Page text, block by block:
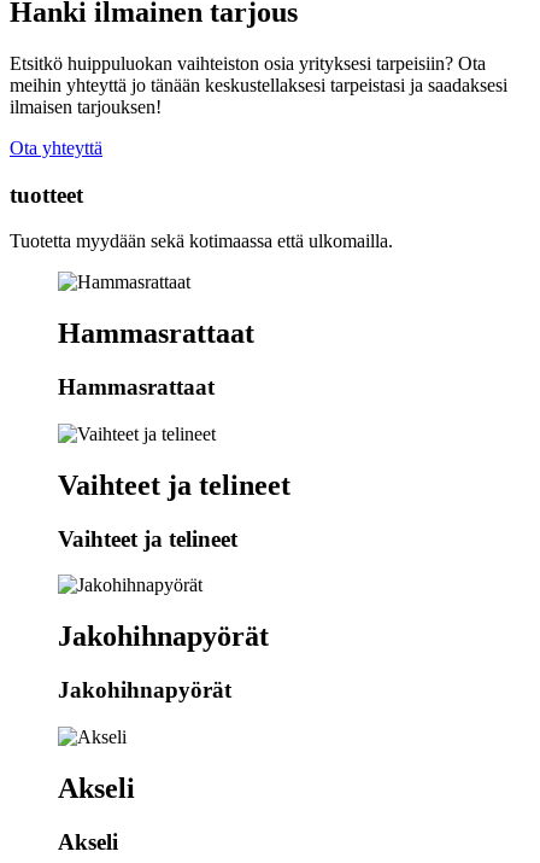
Hanki ilmainen tarjous
Etsitkö huippuluokan vaihteiston osia yrityksesi tarpeisiin? Ota
meihin yhteyttä jo tänään keskustellaksesi tarpeistasi ja saadaksesi
ilmaisen tarjouksen!
Ota yhteyttä
tuotteet
Tuotetta myydään sekä kotimaassa että ulkomailla.
Hammasrattaat
Hammasrattaat
Vaihteet ja telineet
Vaihteet ja telineet
Jakohihnapyörät
Jakohihnapyörät
Akseli
Akseli